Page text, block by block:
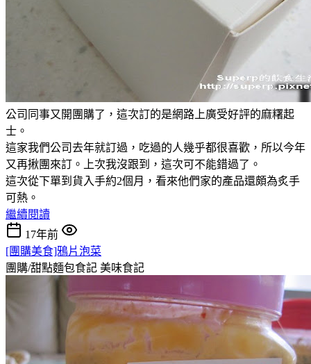
公司同事又開團購了，這次訂的是網路上廣受好評的麻糬起
士。
這家我們公司去年就訂過，吃過的人幾乎都很喜歡，所以今年
又再揪團來訂。上次我沒跟到，這次可不能錯過了。
這次從下單到貨入手約2個月，看來他們家的產品還頗為炙手
可熱。
繼續閱讀
17年前
[團購美食]鴉片泡菜
團購/甜點麵包食記 美味食記